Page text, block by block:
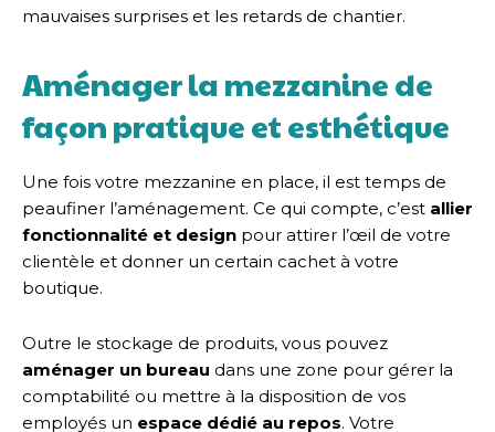
mauvaises surprises et les retards de chantier.
Aménager la mezzanine de
façon pratique et esthétique
Une fois votre mezzanine en place, il est temps de
peaufiner l’aménagement. Ce qui compte, c’est allier
fonctionnalité et design pour attirer l’œil de votre
clientèle et donner un certain cachet à votre
boutique.
Outre le stockage de produits, vous pouvez
aménager un bureau dans une zone pour gérer la
comptabilité ou mettre à la disposition de vos
employés un espace dédié au repos. Votre